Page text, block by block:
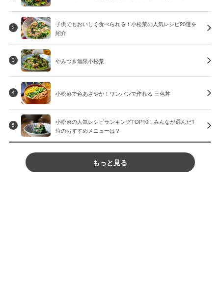
2
子供でもおいしく食べられる！小松菜の人気レシピ20選を
紹介
3 やみつき無限小松菜
4 小松菜で色あざやか！ワンパンで作れる 三色丼
5
小松菜の人気レシピランキングTOP10！みんなが選んだ1
位のおすすめメニューは？
もっと見る